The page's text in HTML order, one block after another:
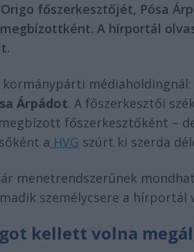
főszerkesztőjét, Pósa
A hírportál
Árpádot. A főszerkesztői
főszerkesztőként –
a HVG szúrt ki szerda
menetrendszerűnek
személycsere a hírportál
kellett volna